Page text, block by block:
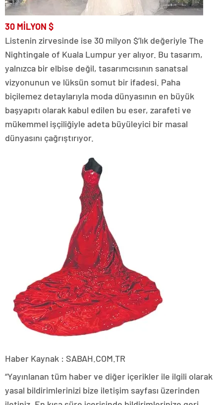
30 MİLYON $
Listenin zirvesinde ise 30 milyon $’lık değeriyle The
Nightingale of Kuala Lumpur yer alıyor. Bu tasarım,
yalnızca bir elbise değil, tasarımcısının sanatsal
vizyonunun ve lüksün somut bir ifadesi. Paha
biçilemez detaylarıyla moda dünyasının en büyük
başyapıtı olarak kabul edilen bu eser, zarafeti ve
mükemmel işçiliğiyle adeta büyüleyici bir masal
dünyasını çağrıştırıyor.
Haber Kaynak : SABAH.COM.TR
“Yayınlanan tüm haber ve diğer içerikler ile ilgili olarak
yasal bildirimlerinizi bize iletişim sayfası üzerinden